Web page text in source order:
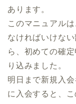
あります。
このマニュアル
なければいけな
ら、初めての確
り込みました。
明日まで新規入
に入会すると、